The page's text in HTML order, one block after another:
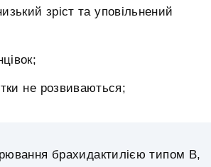
зріст та уповільнений
не розвиваються;
брахидактилією типом B,